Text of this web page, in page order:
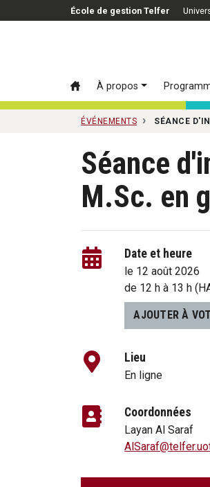
Passer au contenu principal
École de gestion Telfer
À propos
ÉVÉNEMENTS SÉANCE
Séance
M.Sc. en
Date et heure
le 12 août 2026
de 12 h à 13 h
AJOUTER À
Lieu
En ligne
Coordonnées
Layan Al Saraf